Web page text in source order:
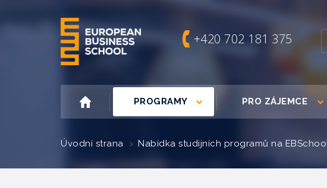
+420 702 181 375
PROGRAMY PRO ZÁJEMCE
Úvodní strana Nabídka studijních programů na